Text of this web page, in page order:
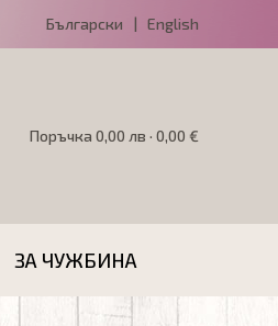
Български | English
Поръчка 0,00 лв · 0,00 €
ЗА ЧУЖБИНА